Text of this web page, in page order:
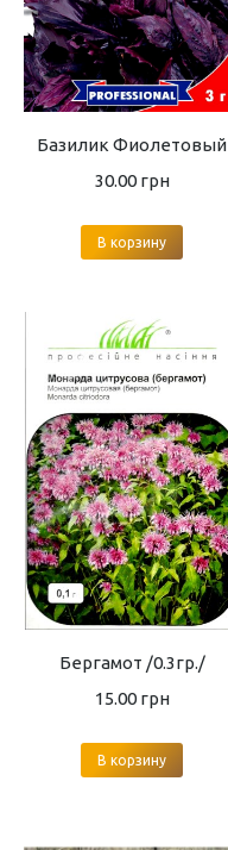
Базилик Фиолетовый
30.00 грн
В корзину
Бергамот /0.3гр./
15.00 грн
В корзину